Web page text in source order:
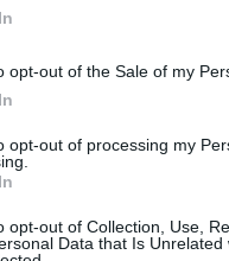
opt-out of the Sale of my
opt-out of processing my
opt-out of Collection, Use,
Data that Is
deputāta Igora
atbildīgajā
stāvokli. Viņaprāt,
kā arī nav